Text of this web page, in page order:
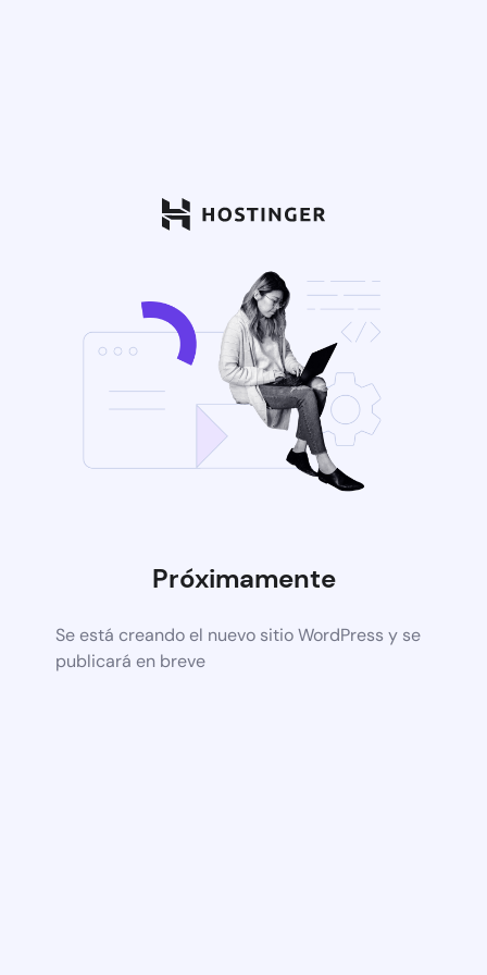
Próximamente
Se está creando el nuevo sitio WordPress y se
publicará en breve